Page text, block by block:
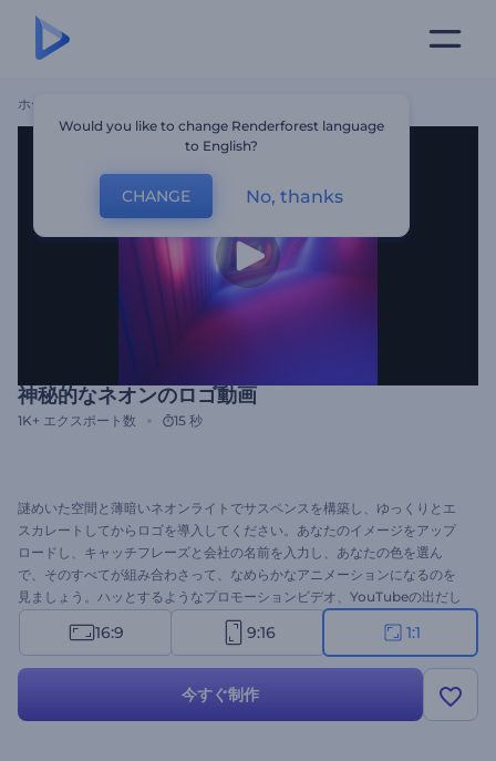
ホーム
神秘的なネオンのロゴ動画
1K+ エクスポート数 15 秒
謎めいた空間と薄暗いネオンライトでサスペンスを構築し、ゆっくりとエ
スカレートしてからロゴを導入してください。あなたのイメージをアップ
ロードし、キャッチフレーズと会社の名前を入力し、あなたの色を選ん
で、そのすべてが組み合わさって、なめらかなアニメーションになるのを
見ましょう。ハッとするようなプロモーションビデオ、YouTubeの出だし
／エンディング、映画のスタート映像やその他にももっと作りましょう！
16:9 9:16 1:1
今すぐ制作
Would you like to change Renderforest language
to English?
CHANGE No, thanks